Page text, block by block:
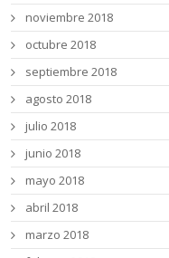
noviembre 2018
octubre 2018
septiembre 2018
agosto 2018
julio 2018
junio 2018
mayo 2018
abril 2018
marzo 2018